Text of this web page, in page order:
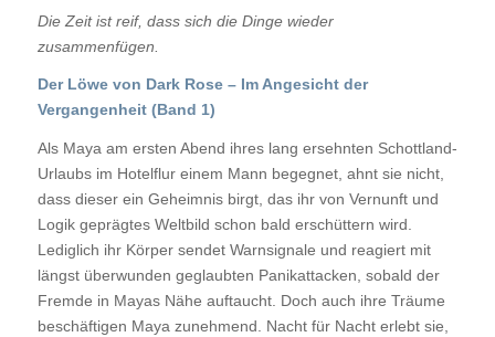
Die Zeit ist reif, dass sich die Dinge wieder
zusammenfügen.
Der Löwe von Dark Rose – Im Angesicht der
Vergangenheit (Band 1)
Als Maya am ersten Abend ihres lang ersehnten Schottland-
Urlaubs im Hotelflur einem Mann begegnet, ahnt sie nicht,
dass dieser ein Geheimnis birgt, das ihr von Vernunft und
Logik geprägtes Weltbild schon bald erschüttern wird.
Lediglich ihr Körper sendet Warnsignale und reagiert mit
längst überwunden geglaubten Panikattacken, sobald der
Fremde in Mayas Nähe auftaucht. Doch auch ihre Träume
beschäftigen Maya zunehmend. Nacht für Nacht erlebt sie,